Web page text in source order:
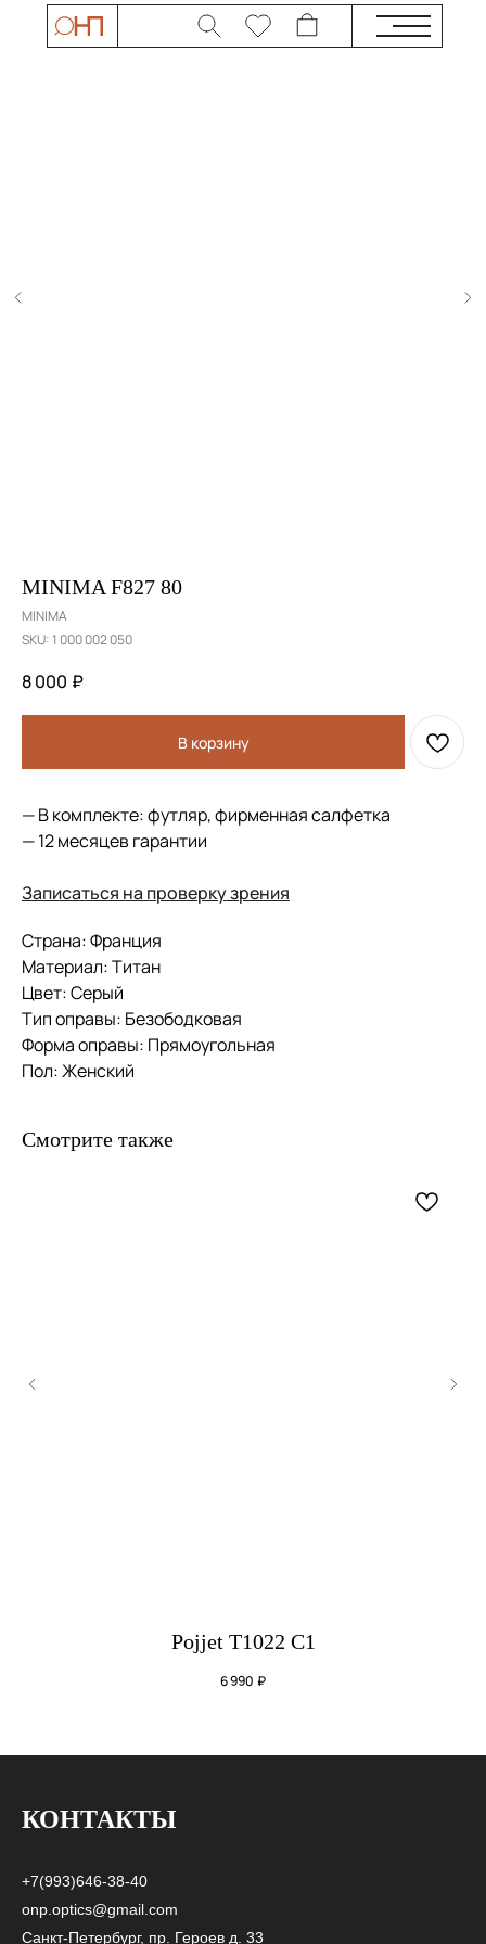
MINIMA F827 80
MINIMA
SKU:1 000 002 050
8 000 ₽
В корзину
— В комплекте: футляр, фирменная салфетка
— 12 месяцев гарантии
Записаться на проверку зрения
Страна: Франция
Материал: Титан
Цвет: Серый
Тип оправы: Безободковая
Форма оправы: Прямоугольная
Пол: Женский
Смотрите также
Pojjet T1022 C1
6 990 ₽
КОНТАКТЫ
+7(993)646-38-40
onp.optics@gmail.com
Санкт-Петербург, пр. Героев д. 33